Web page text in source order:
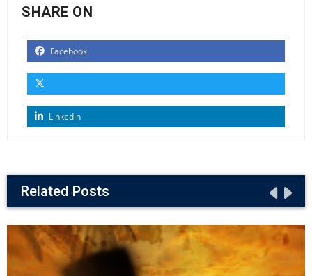
SHARE ON
Facebook
Linkedin
Related Posts